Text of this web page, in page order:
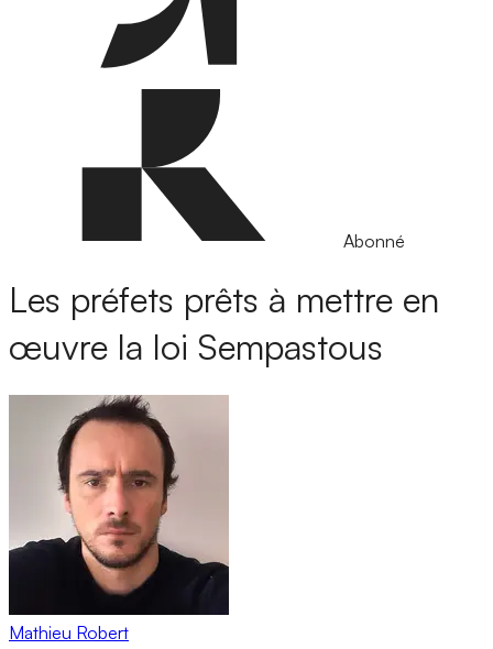
Abonné
Les préfets prêts à mettre en
œuvre la loi Sempastous
Mathieu Robert